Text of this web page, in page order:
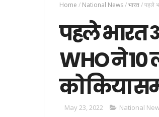
Home / National News/भारत/पहले
पहले भारत
WHO ने
को किया
May 23, 2022 National